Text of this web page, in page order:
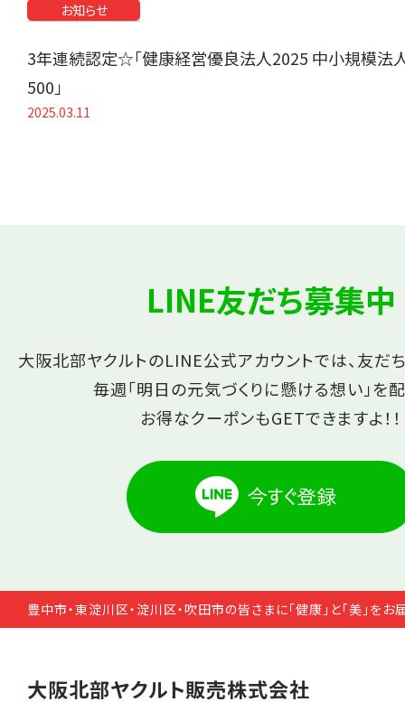
お知らせ
3年連続認定☆「健康経営優良法人2025 中小規模法
500」
2025.03.11
LINE友だち募集中
大阪北部ヤクルトのLINE公式アカウントでは、友だ
毎週「明日の元気づくりに懸ける想い」を
お得なクーポンもGETできますよ！！
豊中市・東淀川区・淀川区・吹田市の皆さまに「健康」と「美」をお
大阪北部ヤクルト販売株式会社